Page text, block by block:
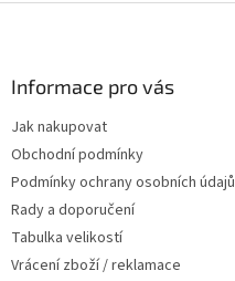
Informace pro vás
Jak nakupovat
Obchodní podmínky
Podmínky ochrany osobních údajů
Rady a doporučení
Tabulka velikostí
Vrácení zboží / reklamace